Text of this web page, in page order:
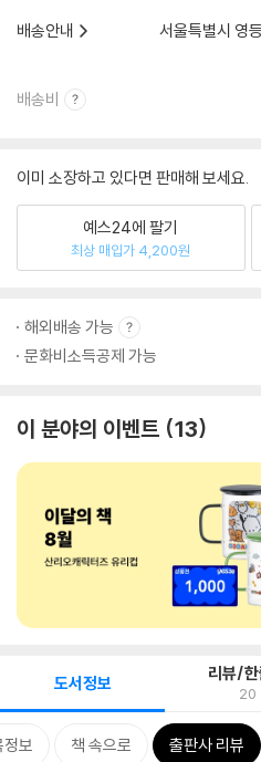
배송안내
서울특별시 영
배송비
이미 소장하고 있다면 판매해 보세요.
예스24에 팔기
최상 매입가 4,200원
해외배송 가능
문화비소득공제 가능
이 분야의 이벤트 13
도서정보 리뷰/한
20
정보 책 속으로 출판사 리뷰